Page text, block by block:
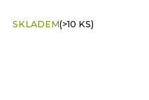
SKLADEM(>10 KS)